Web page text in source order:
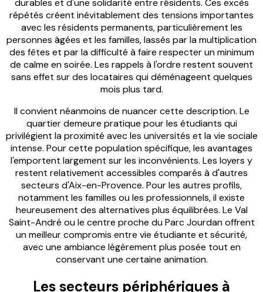
durables et d'une solidarité entre résidents. Ces excès
répétés créent inévitablement des tensions importantes
avec les résidents permanents, particulièrement les
personnes âgées et les familles, lassés par la multiplication
des fêtes et par la difficulté à faire respecter un minimum
de calme en soirée. Les rappels à l'ordre restent souvent
sans effet sur des locataires qui déménageent quelques
mois plus tard.
Il convient néanmoins de nuancer cette description. Le
quartier demeure pratique pour les étudiants qui
privilégient la proximité avec les universités et la vie sociale
intense. Pour cette population spécifique, les avantages
l'emportent largement sur les inconvénients. Les loyers y
restent relativement accessibles comparés à d'autres
secteurs d'Aix-en-Provence. Pour les autres profils,
notamment les familles ou les professionnels, il existe
heureusement des alternatives plus équilibrées. Le Val
Saint-André ou le centre proche du Parc Jourdan offrent
un meilleur compromis entre vie étudiante et sécurité,
avec une ambiance légèrement plus posée tout en
conservant une certaine animation.
Les secteurs périphériques à